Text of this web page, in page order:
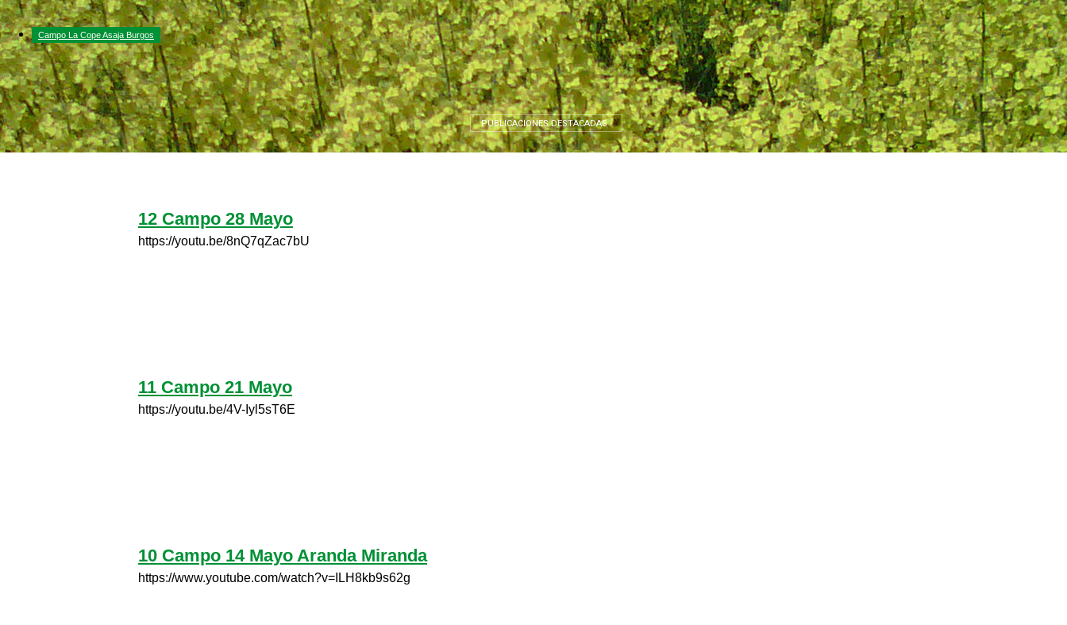
Campo La Cope Asaja Burgos
PUBLICACIONES DESTACADAS
12 Campo 28 Mayo
https://youtu.be/8nQ7qZac7bU
11 Campo 21 Mayo
https://youtu.be/4V-Iyl5sT6E
10 Campo 14 Mayo Aranda Miranda
https://www.youtube.com/watch?v=ILH8kb9s62g